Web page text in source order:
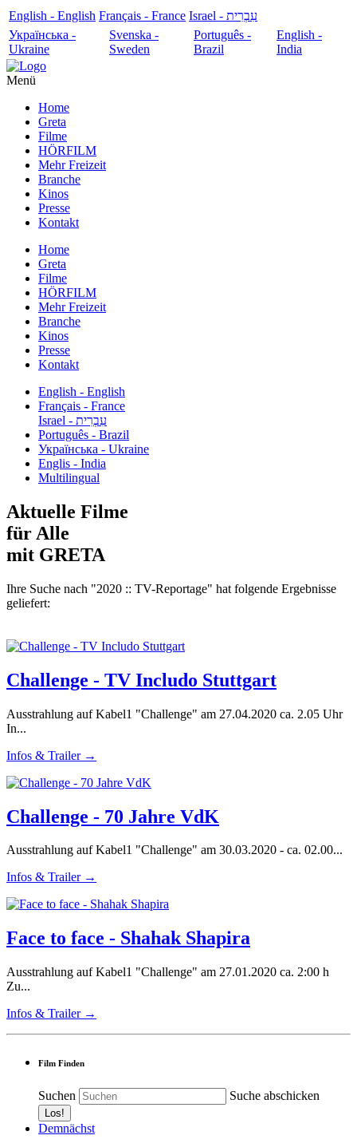
English - English Français - France
עִבְרִית - Israel
Українська -
Ukraine
Svenska -
Sweden
Português -
Brazil
English -
India
Menü
Home
Greta
Filme
HÖRFILM
Mehr Freizeit
Branche
Kinos
Presse
Kontakt
Home
Greta
Filme
HÖRFILM
Mehr Freizeit
Branche
Kinos
Presse
Kontakt
English - English
Français - France
עִבְרִית - Israel
Português - Brazil
Українська - Ukraine
Englis - India
Multilingual
Aktuelle Filme
für Alle
mit GRETA
Ihre Suche nach "2020 :: TV-Reportage" hat folgende Ergebnisse
geliefert:
Challenge - TV Includo Stuttgart
Ausstrahlung auf Kabel1 "Challenge" am 27.04.2020 ca. 2.05 Uhr
In...
Infos & Trailer →
Challenge - 70 Jahre VdK
Ausstrahlung auf Kabel1 "Challenge" am 30.03.2020 - ca. 02.00...
Infos & Trailer →
Face to face - Shahak Shapira
Ausstrahlung auf Kabel1 "Challenge" am 27.01.2020 ca. 2:00 h
Zu...
Infos & Trailer →
Film Finden
Suchen Suche abschicken
Demnächst